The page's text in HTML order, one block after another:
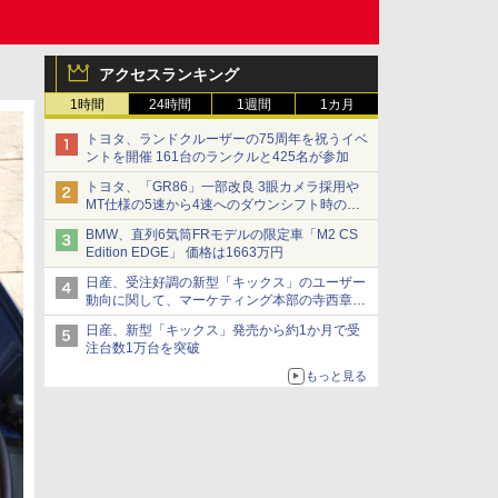
アクセスランキング
1時間 24時間 1週間 1カ月
トヨタ、ランドクルーザーの75周年を祝うイベ
ントを開催 161台のランクルと425名が参加
トヨタ、「GR86」一部改良 3眼カメラ採用や
MT仕様の5速から4速へのダウンシフト時の操
作性向上など
BMW、直列6気筒FRモデルの限定車「M2 CS
Edition EDGE」 価格は1663万円
日産、受注好調の新型「キックス」のユーザー
動向に関して、マーケティング本部の寺西章氏
が解説
日産、新型「キックス」発売から約1か月で受
注台数1万台を突破
もっと見る